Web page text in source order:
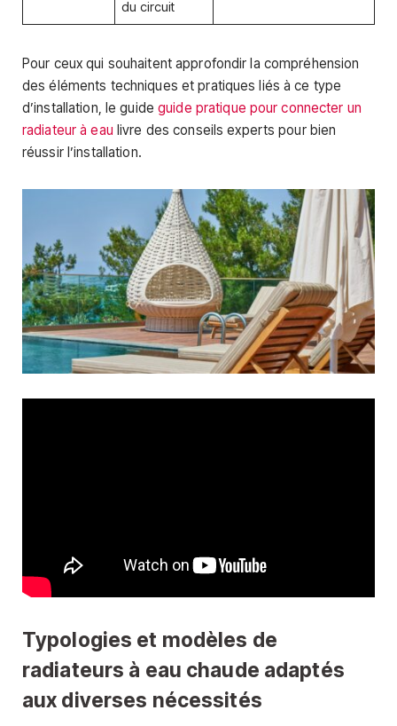
du circuit
Pour ceux qui souhaitent approfondir la compréhension
des éléments techniques et pratiques liés à ce type
d’installation, le guideguide pratique pour connecter un
radiateur à eau livre des conseils experts pour bien
réussir l’installation.
Typologies et modèles de
radiateurs à eau chaude adaptés
aux diverses nécessités